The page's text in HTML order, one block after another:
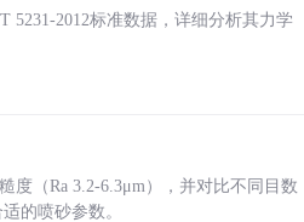
5231-2012标准数据，详细分析其力学
度（Ra 3.2-6.3μm），并对比不同目数
的喷砂参数。